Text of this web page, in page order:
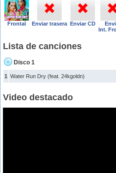
Frontal Enviar trasera Enviar CD
Int.
Lista de canciones
Disco 1
1 Water Run Dry (feat. 24kgoldn)
Video destacado